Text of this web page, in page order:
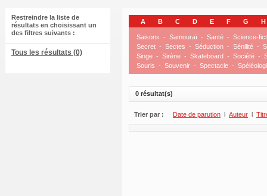
Restreindre la liste de
résultats en choisissant un
des filtres suivants :
Tous les résultats (0)
A B C D E F G H
Saisons - Samouraï - Santé - Science-
Secret - Sectes - Séduction - Sénilité -
Singe - Sirène - Skateboard - Société -
Souris - Souvenir - Spectacle -
0 résultat(s)
Trier par : Date de parution l Auteur l